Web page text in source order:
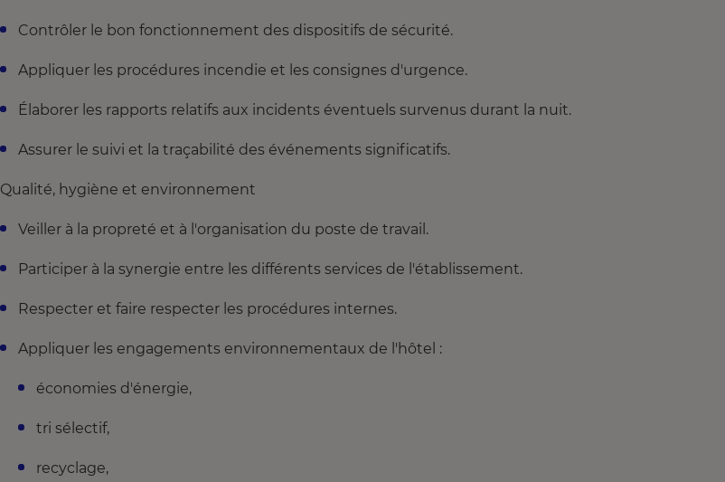
Contrôler le bon fonctionnement des dispositifs de sécurité.
Appliquer les procédures incendie et les consignes d'urgence.
Élaborer les rapports relatifs aux incidents éventuels survenus durant la nuit.
Assurer le suivi et la traçabilité des événements significatifs.
Qualité, hygiène et environnement
Veiller à la propreté et à l'organisation du poste de travail.
Participer à la synergie entre les différents services de l'établissement.
Respecter et faire respecter les procédures internes.
Appliquer les engagements environnementaux de l'hôtel :
économies d'énergie,
tri sélectif,
recyclage,